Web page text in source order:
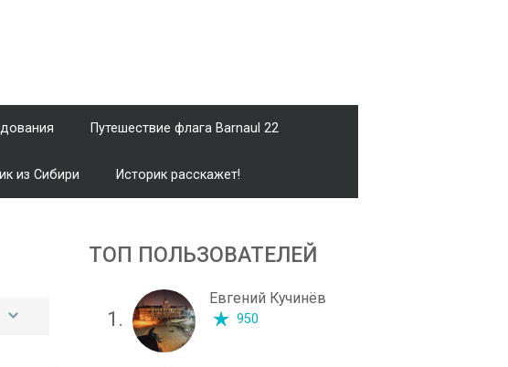
Путешествие флага Barnaul 22
из Сибири Историк расскажет!
ТОП ПОЛЬЗОВАТЕЛЕЙ
1.
Евгений Кучинёв
950